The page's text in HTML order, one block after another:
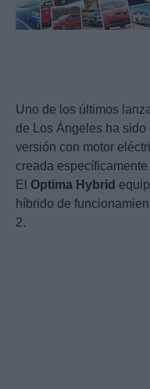
Uno de los últimos
de Los Ángeles ha sido
versión con motor
creada
El Optima Hybrid
híbrido de
2.